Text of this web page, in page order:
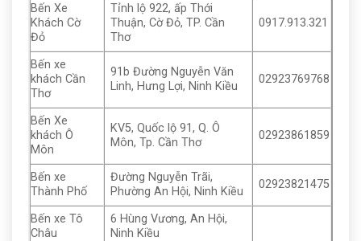
Bến Xe
Khách Cờ
Đỏ
Tỉnh lộ 922, ấp Thới
Thuận, Cờ Đỏ, TP. Cần
Thơ
0917.913.321
Bến xe
khách Cần
Thơ
91b Đường Nguyễn Văn
Linh, Hưng Lợi, Ninh Kiều
02923769768
Bến Xe
khách Ô
Môn
KV5, Quốc lộ 91, Q. Ô
Môn, Tp. Cần Thơ
02923861859
Bến xe
Thành Phố
Đường Nguyễn Trãi,
Phường An Hội, Ninh Kiều
02923821475
Bến xe Tô
Châu
6 Hùng Vương, An Hội,
Ninh Kiều